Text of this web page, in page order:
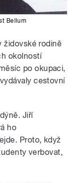
Bellum
židovské rodině
okolností
po okupaci,
cestovní
Jiří
ho
Proto, když
verbovat,